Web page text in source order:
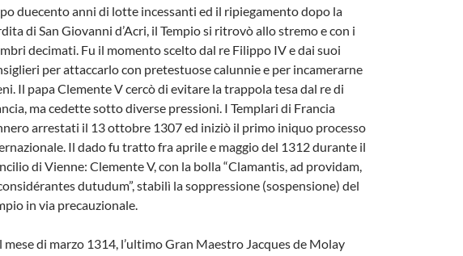
duecento anni di lotte incessanti ed il ripiegamento dopo la
di San Giovanni d’Acri, il Tempio si ritrovò allo stremo e con i
decimati. Fu il momento scelto dal re Filippo IV e dai suoi
per attaccarlo con pretestuose calunnie e per incamerarne
Il papa Clemente V cercò di evitare la trappola tesa dal re di
ma cedette sotto diverse pressioni. I Templari di Francia
arrestati il 13 ottobre 1307 ed iniziò il primo iniquo processo
Il dado fu tratto fra aprile e maggio del 1312 durante il
di Vienne: Clemente V, con la bolla “Clamantis, ad providam,
dutudum”, stabilì la soppressione (sospensione) del
in via precauzionale.
mese di marzo 1314, l’ultimo Gran Maestro Jacques de Molay